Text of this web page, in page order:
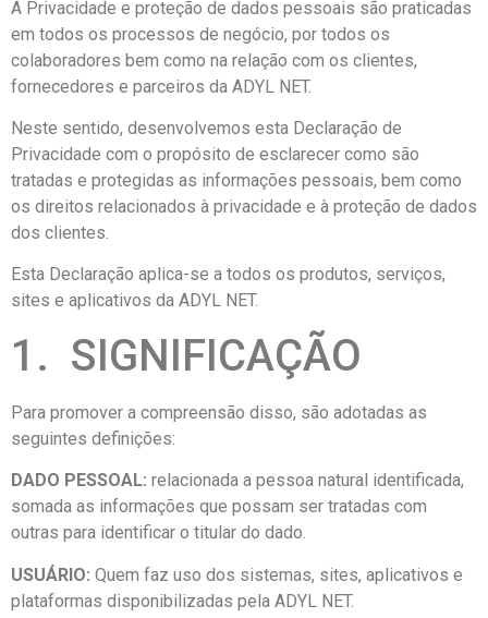
A Privacidade e proteção de dados pessoais são praticadas
em todos os processos de negócio, por todos os
colaboradores bem como na relação com os clientes,
fornecedores e parceiros da ADYL NET.
Neste sentido, desenvolvemos esta Declaração de
Privacidade com o propósito de esclarecer como são
tratadas e protegidas as informações pessoais, bem como
os direitos relacionados à privacidade e à proteção de dados
dos clientes.
Esta Declaração aplica-se a todos os produtos, serviços,
sites e aplicativos da ADYL NET.
1. SIGNIFICAÇÃO
Para promover a compreensão disso, são adotadas as
seguintes definições:
DADO PESSOAL: relacionada a pessoa natural identificada,
somada as informações que possam ser tratadas com
outras para identificar o titular do dado.
USUÁRIO: Quem faz uso dos sistemas, sites, aplicativos e
plataformas disponibilizadas pela ADYL NET.